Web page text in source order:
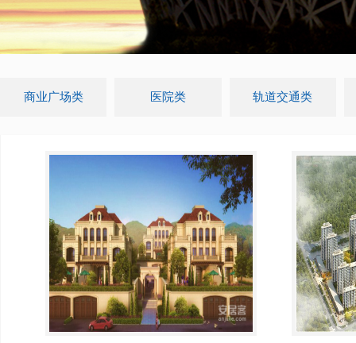
商业广场类 医院类 轨道交通类